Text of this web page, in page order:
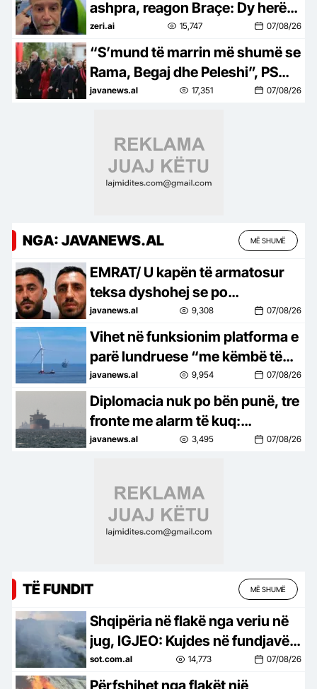
ashpra, reagon Braçe: Dy herë
janë boll për të vrarë…jo pasurim
për policët
zeri.ai 15,747 07/08/26
“S’mund të marrin më shumë se
Rama, Begaj dhe Peleshi”, PS
propozon rritjen e pagave të
javanews.al 17,351 07/08/26
NGA: JAVANEWS.AL MË SHUMË
EMRAT/ U kapën të armatosur
teksa dyshohej se po
përgatisnin atentat me pagesë,
Gjykata liron 3 nga pesë të
arrestuarit!
javanews.al 9,308 07/08/26
Vihet në funksionim platforma e
parë lundruese “me këmbë të
tendosura” në botë për
energjinë e erës me kapacitet 16
MW
javanews.al 9,954 07/08/26
Diplomacia nuk po bën punë, tre
fronte me alarm të kuq:
Shpërthime në Hormuz, sulme
javanews.al 3,495 07/08/26
TË FUNDIT MË SHUMË
Shqipëria në flakë nga veriu në
jug, IGJEO: Kujdes në fundjavë,
rrezik i lartë për zjarre në 8
qarqe
sot.com.al 14,773 07/08/26